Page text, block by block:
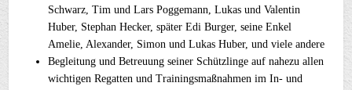
Schwarz, Tim und Lars Poggemann, Lukas und Valentin
Huber, Stephan Hecker, später Edi Burger, seine Enkel
Amelie, Alexander, Simon und Lukas Huber, und viele andere
Begleitung und Betreuung seiner Schützlinge auf nahezu allen
wichtigen Regatten und Trainingsmaßnahmen im In- und